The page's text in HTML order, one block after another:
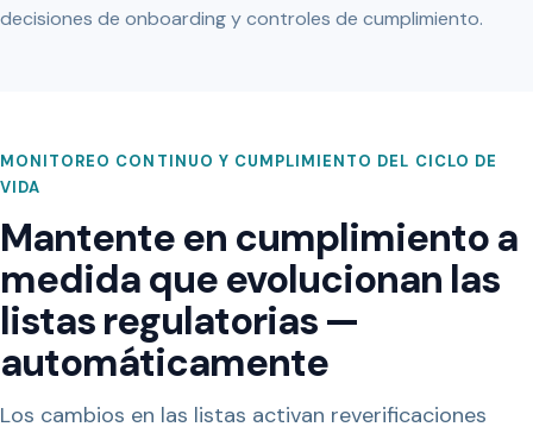
decisiones de onboarding y controles de cumplimiento.
MONITOREO CONTINUO Y CUMPLIMIENTO DEL CICLO DE
VIDA
Mantente en cumplimiento a
medida que evolucionan las
listas regulatorias —
automáticamente
Los cambios en las listas activan reverificaciones